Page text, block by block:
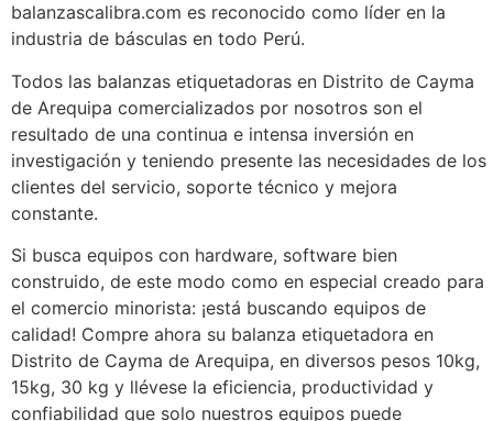
balanzascalibra.com es reconocido como líder en la
industria de básculas en todo Perú.
Todos las balanzas etiquetadoras en Distrito de Cayma
de Arequipa comercializados por nosotros son el
resultado de una continua e intensa inversión en
investigación y teniendo presente las necesidades de los
clientes del servicio, soporte técnico y mejora
constante.
Si busca equipos con hardware, software bien
construido, de este modo como en especial creado para
el comercio minorista: ¡está buscando equipos de
calidad! Compre ahora su balanza etiquetadora en
Distrito de Cayma de Arequipa, en diversos pesos 10kg,
15kg, 30 kg y llévese la eficiencia, productividad y
confiabilidad que solo nuestros equipos puede